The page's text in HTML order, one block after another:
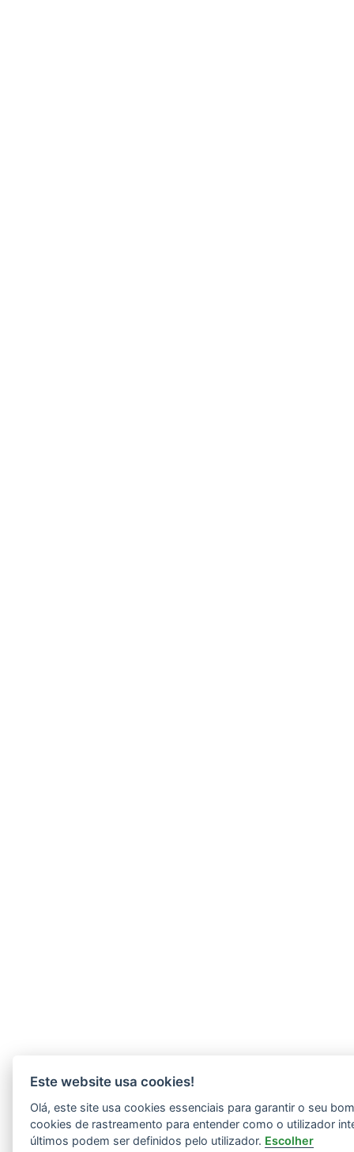
Este website usa cookies!
Olá, este site usa cookies essenciais para garantir o seu
cookies de rastreamento para entender como o utilizador
últimos podem ser definidos pelo utilizador. Escolher